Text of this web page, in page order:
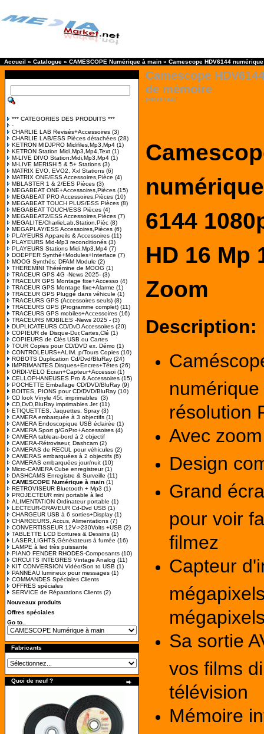
Accueil » Catalogue » CAMESCOPE Numérique à main » Camescope HDV6144
*** CATEGORIES DES PRODUITS ***
-
CHARLIE LAB Revisés+Accessoires (3)
CHARLIE LAB/ESS Pièces détachées (28)
KETRON MIDJPRO Midifiles,Mp3,Mp4 (1)
KETRON Station Midi,Mp3,Mp4,Text (1)
M-LIVE DIVO Station:Midi,Mp3,Mp4 (1)
M-LIVE MERISH 5 & 5+ Stations (3)
MATRIX EVO, EVO2, Xxl Stations (6)
MATRIX ONE/ESS Accessoires,Pièce (4)
MBLASTER 1 & 2/EES Pièces (3)
MEGABEAT ONE+Accessoires,Pièces (15)
MEGABEAT PRO Accessoires,Pièces (10)
MEGABEAT TOUCH PLUS/ESS Pièces (8)
MEGABEAT TOUCH/ESS Pièces (4)
MEGABEAT2/ESS Accessoires,Pièces (7)
MEGALITE/CharlieLab,Station,Pièc (8)
MEGAPLAY/ESS Accessoires,Pièces (6)
PLAYEURS Appareils & Accessoires (11)
PLAYEURS Mid-Mp3 reconditionés (3)
PLAYEURS Stations Midi,Mp3,Mp4 (7)
DOEPFER Synthé+Modules+Interface (7)
MOOG Synthés: DFAM Module (2)
THEREMINI Thérémine de MOOG (1)
TRACEUR GPS 4G -News 2025- (3)
TRACEUR GPS Montage fixe+Accesso (4)
TRACEUR GPS Montage fixe+Alarme (1)
TRACEUR GPS Pluggé dans véhicule (1)
TRACEURS GPS (Accessoires seuls) (8)
TRACEURS GPS (Programme complet) (11)
TRACEURS GPS mobiles+Accessoires (16)
TRACEURS MOBILES -News 2025 - (3)
DUPLICATEURS CD/DvD Accessoires (20)
COPIEUR de Disque-Dur,Cartes,Clé (1)
COPIEURS de Clés USB ou Cartes
TOUR Copies pour CD/DVD ex. Démo (1)
CONTROLEURS+ALIM. p/Tours Copies (10)
ROBOTS Duplication Cd/Dvd/BluRay (24)
IMPRIMANTES Disques+Encres+Têtes (26)
ORDI-VELO Ecran+Capteur+Accessoi (1)
CELLOPHANEUSES Pro & Accessoires (15)
POCHETTE Emballage CD/DVD/BluRay (9)
BOITES, PIONS pour CD/DVD/BluRay (10)
CD look Vinyle 45t. imprimables (3)
CD,DvD,BluRay imprimables Jet (11)
ETIQUETTES, Jaquettes, Spray (3)
CAMERA embarquée à 3 objectifs (1)
CAMERA Endoscopique USB éclairée (1)
CAMERA Sport g/GoPro+Accessoires (4)
CAMERA tableau-bord à 2 objectif
CAMERA-Rétroviseur, Dashcam (2)
CAMERAS de RECUL pour véhicules (2)
CAMERAS embarquées à 2 objectifs (6)
CAMERAS embarquées jour/nuit (10)
Micro-CAMERA Cube enregistreur(1)
DASHCAMS Enregistre & Surveille (11)
CAMESCOPE Numérique à main (1)
RETROVISEUR Bluetooth + Mp3 (1)
PROJECTEUR mini portable à led
ALIMENTATION Ordinateur portable (1)
LECTEUR-GRAVEUR Cd-Dvd USB (1)
CHARGEUR USB à 6 sorties+Display (1)
CHARGEURS, Accus, Alimentations (7)
CONVERTISSEUR 12V->230Volts +USB (2)
TABLETTE LCD Ecritures & Dessins (1)
LASER,LIGHTS,Générateurs à fumée (16)
LAMPE à led très puissante
PIANO FENDER RHODES-Composants (10)
CIRCUITS INTEGRES Vintage Analog (11)
KIT CONVERSION Vidéo/Son to USB (1)
PANNEAU lumineux pour messages (1)
COMMANDES Spéciales Clients
OFFRES spéciales
SERVICE de Réparations Clients (2)
Nouveaux produits
Offres spéciales
Go to..
Fabricants
Quoi de neuf ?
Camescope
de mémoire
[HDV6144]
numérique
6144
HD 16 Mp
Zoom
Description:
numérique
résolution
Avec
Design
Grand
pour voir
filmez
Capteur
Sa sortie
vos films
télévision
Mémoire